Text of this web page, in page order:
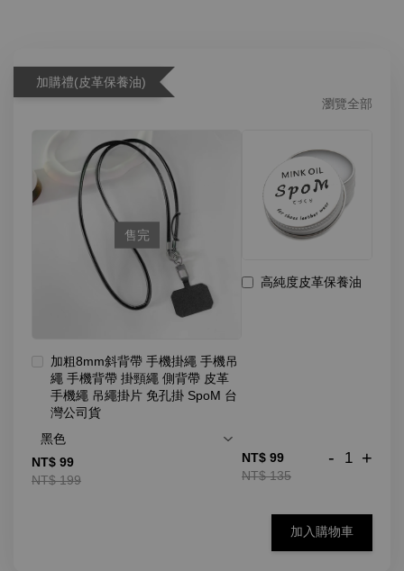
加購禮(皮革保養油)
瀏覽全部
售完
加粗8mm斜背帶 手機掛繩 手機吊
繩 手機背帶 掛頸繩 側背帶 皮革
手機繩 吊繩掛片 免孔掛 SpoM 台
灣公司貨
NT$ 99
NT$ 199
高純度皮革保養油
NT$ 99
NT$ 135
- +
加入購物車